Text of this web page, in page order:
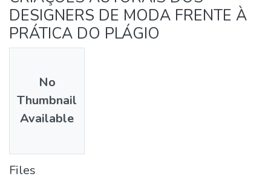
DESIGNERS DE MODA FRENTE À
PRÁTICA DO PLÁGIO
No
Thumbnail
Available
Files